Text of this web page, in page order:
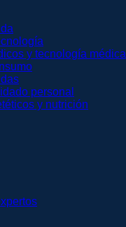
y tecnología médica
personal
y nutrición